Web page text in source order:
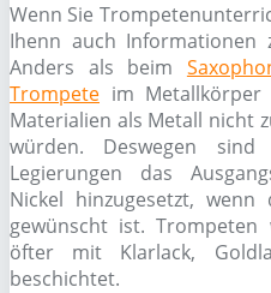
Wenn Sie
Ihenn auch Informationen
Anders als beim
Trompete im Metallkörper
Materialien als Metall nicht
würden. Deswegen sind
Legierungen das
Nickel hinzugesetzt,
gewünscht ist.
öfter mit Klarlack,
beschichtet.